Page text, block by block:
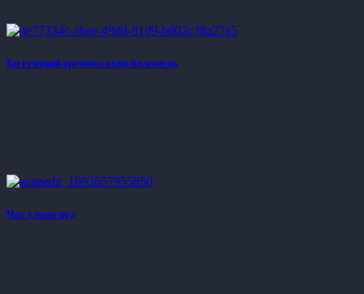
Би гүнтний өргөмөл охин болсон нь
Час улаан нүд